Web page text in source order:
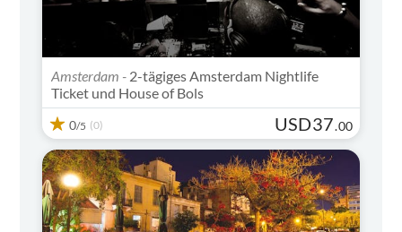
Amsterdam - 2-tägiges Amsterdam Nightlife
Ticket und House of Bols
0/5 (0) USD37.00